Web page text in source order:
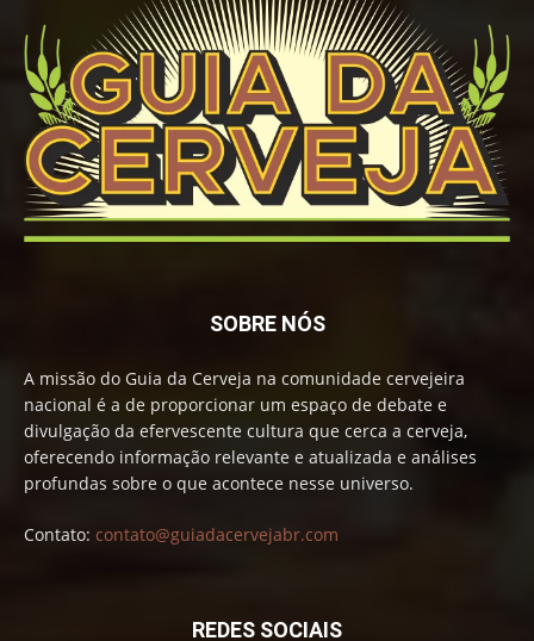
SOBRE NÓS
A missão do Guia da Cerveja na comunidade cervejeira
nacional é a de proporcionar um espaço de debate e
divulgação da efervescente cultura que cerca a cerveja,
oferecendo informação relevante e atualizada e análises
profundas sobre o que acontece nesse universo.
Contato: contato@guiadacervejabr.com
REDES SOCIAIS